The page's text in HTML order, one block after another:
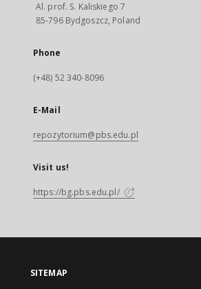
Al. prof. S. Kaliskiego 7
85-796 Bydgoszcz, Poland
Phone
(+48) 52 340-8096
E-Mail
repozytorium@pbs.edu.pl
Visit us!
https://bg.pbs.edu.pl/
SITEMAP